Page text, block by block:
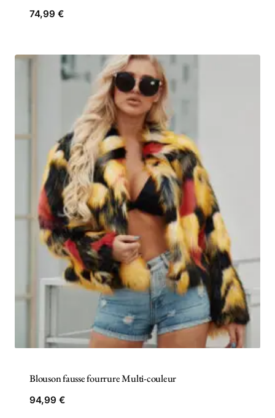
74,99€
Blouson fausse fourrure Multi-couleur
94,99€